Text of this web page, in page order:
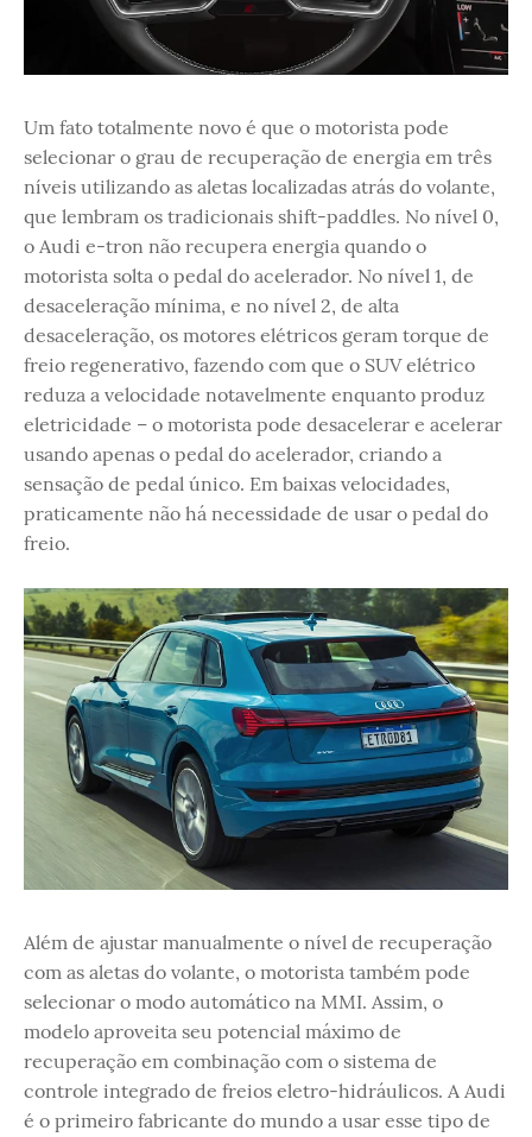
Um fato totalmente novo é que o motorista pode
selecionar o grau de recuperação de energia em três
níveis utilizando as aletas localizadas atrás do volante,
que lembram os tradicionais shift-paddles. No nível 0,
o Audi e-tron não recupera energia quando o
motorista solta o pedal do acelerador. No nível 1, de
desaceleração mínima, e no nível 2, de alta
desaceleração, os motores elétricos geram torque de
freio regenerativo, fazendo com que o SUV elétrico
reduza a velocidade notavelmente enquanto produz
eletricidade – o motorista pode desacelerar e acelerar
usando apenas o pedal do acelerador, criando a
sensação de pedal único. Em baixas velocidades,
praticamente não há necessidade de usar o pedal do
freio.
Além de ajustar manualmente o nível de recuperação
com as aletas do volante, o motorista também pode
selecionar o modo automático na MMI. Assim, o
modelo aproveita seu potencial máximo de
recuperação em combinação com o sistema de
controle integrado de freios eletro-hidráulicos. A Audi
é o primeiro fabricante do mundo a usar esse tipo de